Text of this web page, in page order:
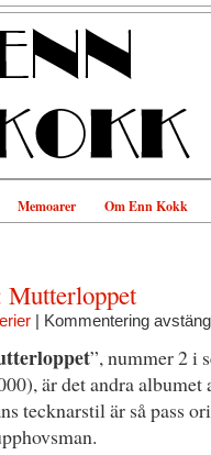
Memoarer Om Enn Kokk
| Kommentering
”, nummer 2 i
är det andra albumet
tecknarstil är så pass